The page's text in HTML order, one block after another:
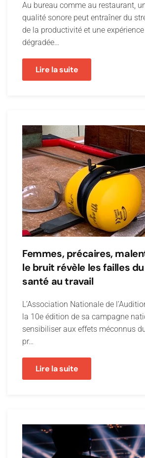
Au bureau comme au restaurant,
qualité sonore peut entraîner du
de la productivité et une
dégradée…
Lire la suite
Femmes, précaires,
le bruit révèle les failles
santé au travail
L’Association Nationale de
la 10e édition de sa campagne
sensibiliser aux effets méconnus
pr…
Lire la suite